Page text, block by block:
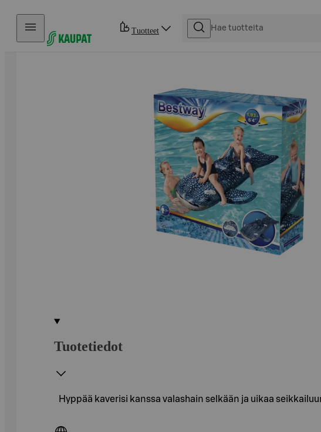
Hyppää sisältöön
Tuotteet
Tuotetiedot
Hyppää kaverisi kanssa valashain selkään ja uikaa